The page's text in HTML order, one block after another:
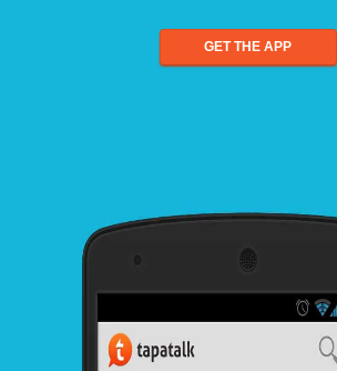
GET THE APP